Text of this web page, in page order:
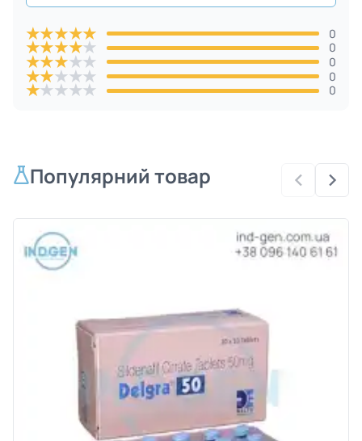
★★★★★ 0
★★★★★ 0
★★★★★ 0
★★★★★ 0
★★★★★ 0
Популярний товар